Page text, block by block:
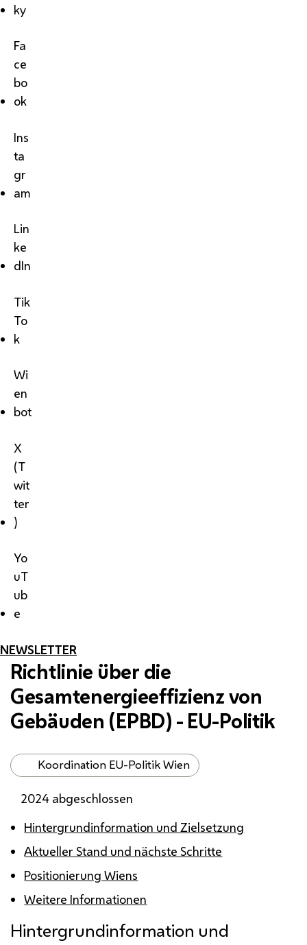
ky
Fa
ce
bo
ok
Ins
ta
gr
am
Lin
ke
dIn
Tik
To
k
Wi
en
bot
X
(T
wit
ter
)
Yo
uT
ub
e
NEWSLETTER
Richtlinie über die
Gesamtenergieeffizienz von
Gebäuden (EPBD) - EU-Politik
Koordination EU-Politik Wien
2024 abgeschlossen
Hintergrundinformation und Zielsetzung
Aktueller Stand und nächste Schritte
Positionierung Wiens
Weitere Informationen
Hintergrundinformation und